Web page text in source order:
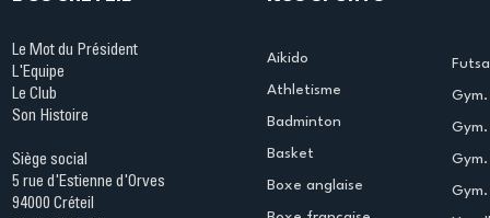
Le Mot du Président
L'Equipe
Le Club
Son Histoire
Siège social
5 rue d'Estienne d'Orves
94000 Créteil
Aikido
Athletisme
Badminton
Basket
Boxe anglaise